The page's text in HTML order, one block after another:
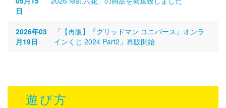
日
2026年03
月19日
「【再販】『グリッドマン ユニバース』オンラ
インくじ 2024 Part2」再販開始
遊び方